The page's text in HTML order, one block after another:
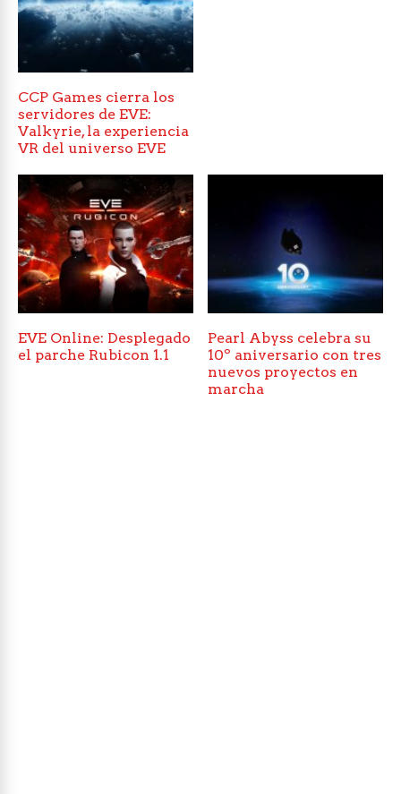
CCP Games cierra los
servidores de EVE:
Valkyrie, la experiencia
VR del universo EVE
EVE Online: Desplegado
el parche Rubicon 1.1
Pearl Abyss celebra su
10º aniversario con tres
nuevos proyectos en
marcha